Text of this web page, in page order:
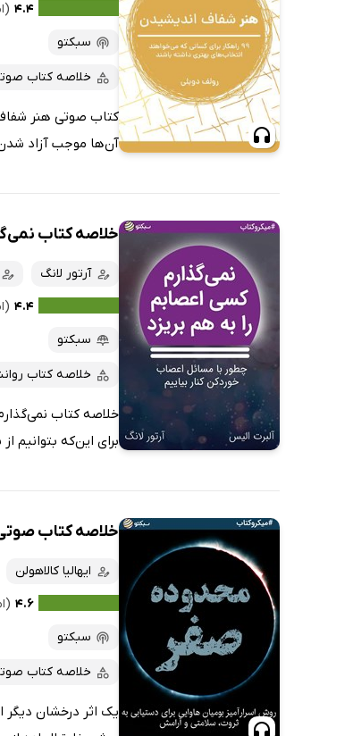
۴.۴
سبکتو
خلاصه کتاب
آن‌ها موجب آزاد
خلاصه کتاب
آرتور لانگ
۴.۴
سبکتو
خلاصه کتاب
خلاصه کتاب
برای این‌که بتوانیم
خلاصه کتاب
ایهالیا کالاهولن
۴.۶
سبکتو
خلاصه کتاب
یک اثر درخشان دیگر